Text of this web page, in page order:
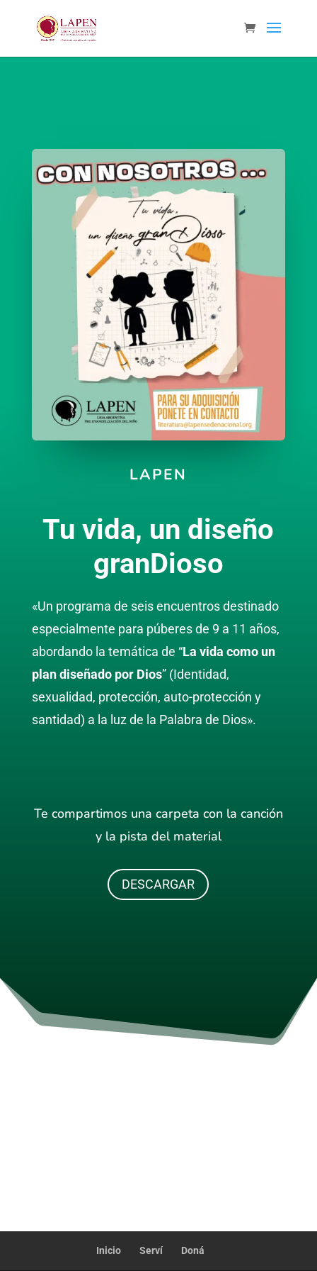
LAPEN
Tu vida, un diseño
granDioso
«Un programa de seis encuentros destinado
especialmente para púberes de 9 a 11 años,
abordando la temática de “La vida como un
plan diseñado por Dios” (Identidad,
sexualidad, protección, auto-protección y
santidad) a la luz de la Palabra de Dios».
Te compartimos una carpeta con la canción
y la pista del material
DESCARGAR
Inicio Serví Doná